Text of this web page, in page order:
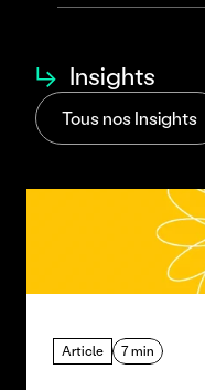
↳ Insights
Tous nos Insights
Article 7 min